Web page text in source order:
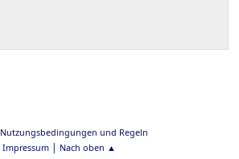
Nutzungsbedingungen und Regeln
Impressum| Nach oben ▲